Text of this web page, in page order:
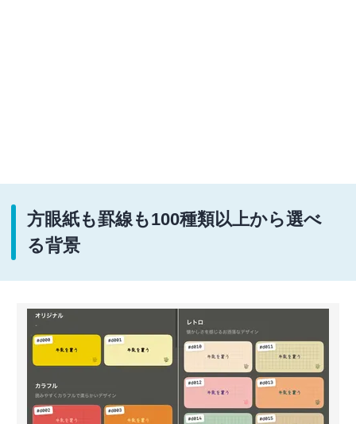
方眼紙も罫線も100種類以上から選べ
る背景